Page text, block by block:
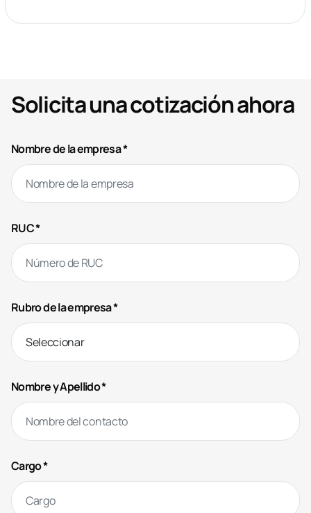
Solicita una cotización ahora
Nombre de la empresa *
RUC *
Rubro de la empresa *
Nombre y Apellido *
Cargo *